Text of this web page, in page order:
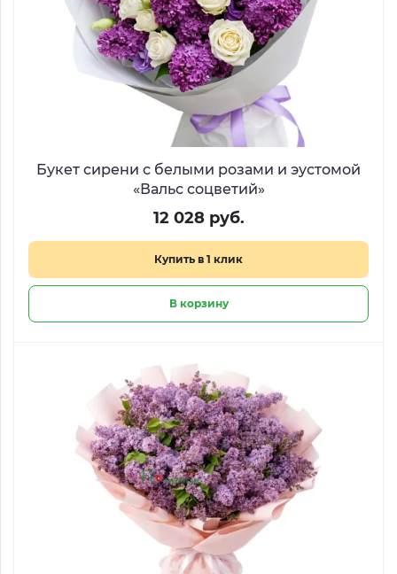
Букет сирени с белыми розами и эустомой
«Вальс соцветий»
12 028 руб.
Купить в 1 клик
В корзину